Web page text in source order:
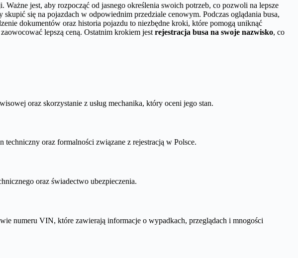
jest, aby rozpocząć od jasnego określenia swoich potrzeb, co pozwoli na lepsze
się na pojazdach w odpowiednim przedziale cenowym. Podczas oglądania busa,
dokumentów oraz historia pojazdu to niezbędne kroki, które pomogą uniknąć
lepszą ceną. Ostatnim krokiem jest rejestracja busa na swoje nazwisko, co
oraz skorzystanie z usług mechanika, który oceni jego stan.
oraz formalności związane z rejestracją w Polsce.
oraz świadectwo ubezpieczenia.
numeru VIN, które zawierają informacje o wypadkach, przeglądach i mnogości